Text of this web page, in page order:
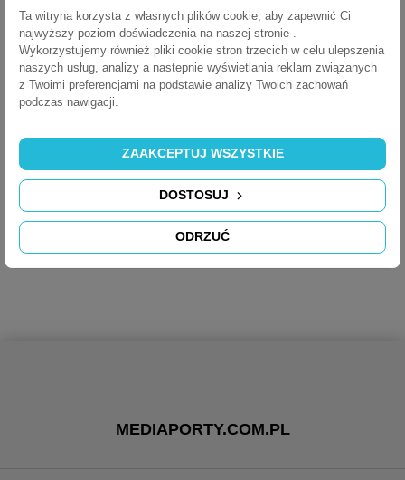
POBIERZ (900.4K)
FlipTop Push Instructions
FlipTop Push EU Declaration
POBIERZ (956.94K)
MEDIAPORTY.COM.PL
Ta witryna korzysta z własnych plików cookie, aby zapewnić Ci
najwyższy poziom doświadczenia na naszej stronie .
Wykorzystujemy również pliki cookie stron trzecich w celu ulepszenia
naszych usług, analizy a nastepnie wyświetlania reklam związanych
z Twoimi preferencjami na podstawie analizy Twoich zachowań
podczas nawigacji.
ODRZUĆ
DOSTOSUJ
ZAAKCEPTUJ WSZYSTKIE